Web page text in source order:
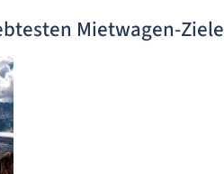
Mietwagen-Ziele